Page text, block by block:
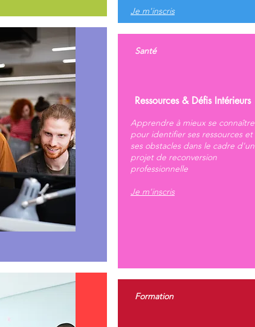
Je m'inscris
Santé
Ressources & Défis Intérieurs
Apprendre à mieux se connaître
pour identifier ses ressources et
ses obstacles dans le cadre d'un
projet de reconversion
professionnelle
Je m'inscris
Formation